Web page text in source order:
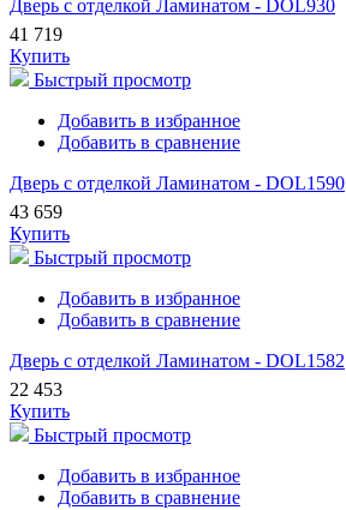
Дверь с отделкой Ламинатом - DOL930
41 719
Купить
Быстрый просмотр
Добавить в избранное
Добавить в сравнение
Дверь с отделкой Ламинатом - DOL1590
43 659
Купить
Быстрый просмотр
Добавить в избранное
Добавить в сравнение
Дверь с отделкой Ламинатом - DOL1582
22 453
Купить
Быстрый просмотр
Добавить в избранное
Добавить в сравнение